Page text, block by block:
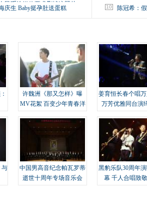
民币给媒体要求删掉这照片
庆生 Baby挺孕肚送蛋糕 10 陈冠希：
许魏洲《那又怎样》曝
MV花絮 百变少年青春洋
姜育恒长春个唱
万芳优雅同台演
与
中国男高音纪念帕瓦罗蒂
逝世十周年专场音乐会
黑豹乐队30周年
幕 千人合唱致